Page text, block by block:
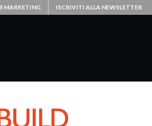
MARKETING ISCRIVITI ALLA NEWSLETTER